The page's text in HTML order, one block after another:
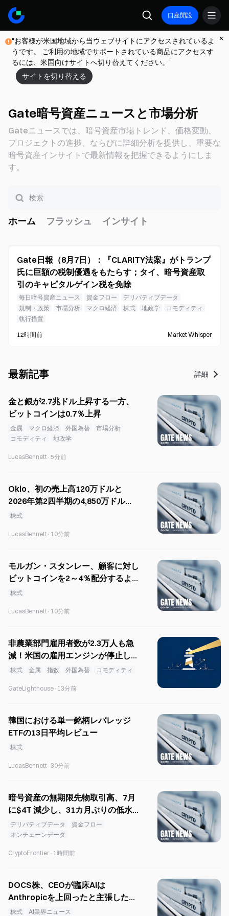
口座開設
"お客様が米国地域から当ウェブサイトにアクセスされているよ
うです。 ご利用の地域でサポートされている商品にアクセスす
るには、米国向けサイトへ切り替えてください。"
サイトを切り替える
Gate暗号資産ニュースと市場分析
Gateニュースでは、暗号資産市場トレンド、価格変動、
プロジェクトの進捗、ならびに詳細分析を提供し、重要な
暗号資産インサイトで最新情報を把握できるようにしま
す。
ホーム フラッシュ インサイト
Gate日報（8月7日）：『CLARITY法案』がトランプ
氏に巨額の税制優遇をもたらす；タイ、暗号資産取
引のキャピタルゲイン税を免除
毎日暗号資産ニュース 資金フロー
デリバティブデータ
規制・政策
市場分析 マクロ経済 株式 地政学
コモディティ
執行措置
12時間前 Market Whisper
最新記事 詳細
金と銀が2.7兆ドル上昇する一方、
ビットコインは0.7％上昇
金属 マクロ経済 外国為替
市場分析
コモディティ
地政学
LucasBennett · 5分前
Oklo、初の売上高120万ドルと
2026年第2四半期の4,850万ドルの
損失を報告
株式
LucasBennett · 10分前
モルガン・スタンレー、顧客に対し
ビットコインを2～4％配分するよ
う推奨
株式
LucasBennett · 10分前
非農業部門雇用者数が2.3万人も急
減！米国の雇用エンジンが停止し、
利下げ期待は一夜にして反転――資
株式 金属 指数 外国為替 コモディティ
GateLighthouse · 13分前
韓国における単一銘柄レバレッジ
ETFの13日平均レビュー
株式
LucasBennett · 30分前
暗号資産の無期限先物取引高、7月
に$4T 減少し、31カ月ぶりの低水
準へ
デリバティブデータ
資金フロー
オンチェーンデータ
CryptoFrontier · 1時間前
DOCS株、CEOが臨床AIは
Anthropicを上回ったと主張した後
に200％急騰
株式 AI業界ニュース